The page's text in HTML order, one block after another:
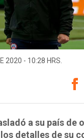
2020 - 10:28 HRS.
a su país de
detalles de su